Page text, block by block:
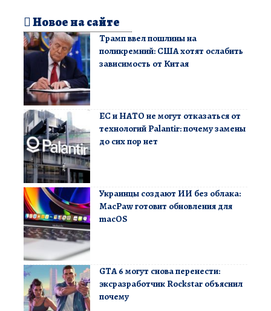
Новое на сайте
Трамп ввел пошлины на
поликремний: США хотят ослабить
зависимость от Китая
ЕС и НАТО не могут отказаться от
технологий Palantir: почему замены
до сих пор нет
Украинцы создают ИИ без облака:
MacPaw готовит обновления для
macOS
GTA 6 могут снова перенести:
эксразработчик Rockstar объяснил
почему